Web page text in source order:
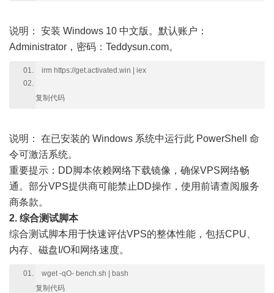
说明：
安装 Windows 10 中文版。默认账户：
Administrator，密码：Teddysun.com。
irm https://get.activated.win | iex
复制代码
说明：
在已安装的 Windows 系统中运行此 PowerShell 命
令可激活系统。
重要提示：DD脚本依赖网络下载镜像，确保VPS网络畅
通。部分VPS提供商可能禁止DD操作，使用前请查阅服务
商条款。
2. 综合测试脚本
综合测试脚本用于快速评估VPS的整体性能，包括CPU、
内存、磁盘I/O和网络速度。
wget -qO- bench.sh | bash
复制代码